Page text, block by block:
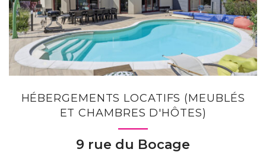
HÉBERGEMENTS LOCATIFS (MEUBLÉS
ET CHAMBRES D'HÔTES)
9 rue du Bocage